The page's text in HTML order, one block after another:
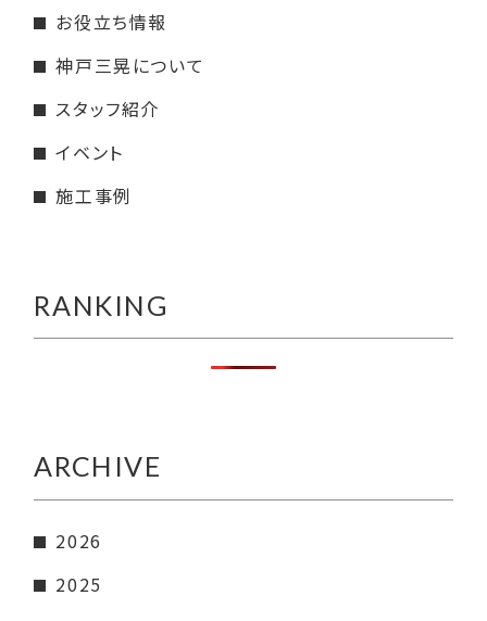
お役立ち情報
神戸三晃について
スタッフ紹介
イベント
施工事例
RANKING
ARCHIVE
2026
2025